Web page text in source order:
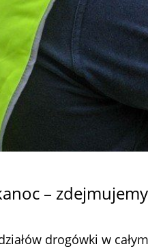
–
drogówki w